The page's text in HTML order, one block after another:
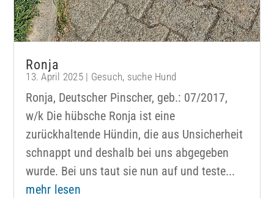
Ronja
13. April 2025| Gesuch, suche Hund
Ronja, Deutscher Pinscher, geb.: 07/2017,
w/k Die hübsche Ronja ist eine
zurückhaltende Hündin, die aus Unsicherheit
schnappt und deshalb bei uns abgegeben
wurde. Bei uns taut sie nun auf und teste...
mehr lesen